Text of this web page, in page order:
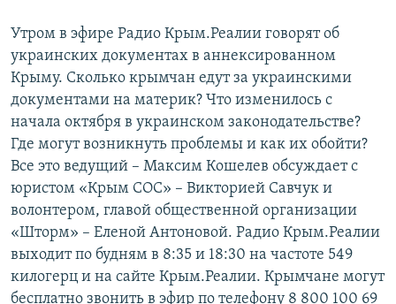
Утром в эфире Радио Крым.Реалии говорят об
украинских документах в аннексированном
Крыму. Сколько крымчан едут за украинскими
документами на материк? Что изменилось с
начала октября в украинском законодательстве?
Где могут возникнуть проблемы и как их обойти?
Все это ведущий – Максим Кошелев обсуждает с
юристом «Крым СОС» – Викторией Савчук и
волонтером, главой общественной организации
«Шторм» – Еленой Антоновой. Радио Крым.Реалии
выходит по будням в 8:35 и 18:30 на частоте 549
килогерц и на сайте Крым.Реалии. Крымчане могут
бесплатно звонить в эфир по телефону 8 800 100 69